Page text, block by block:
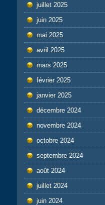
juillet 2025
juin 2025
mai 2025
avril 2025
mars 2025
février 2025
janvier 2025
décembre 2024
novembre 2024
octobre 2024
septembre 2024
août 2024
juillet 2024
juin 2024